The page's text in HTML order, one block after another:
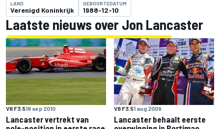
LAND
Verenigd Koninkrijk
GEBOORTEDATUM
1988-12-10
Laatste nieuws over Jon Lancaster
V8 F3.518 sep 2010
Lancaster vertrekt van
V8 F3.51 aug 2009
Lancaster behaalt eerste